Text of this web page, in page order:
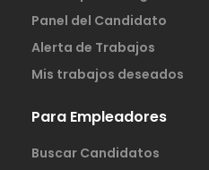
Panel del Candidato
Alerta de Trabajos
Mis trabajos deseados
Para Empleadores
Buscar Candidatos